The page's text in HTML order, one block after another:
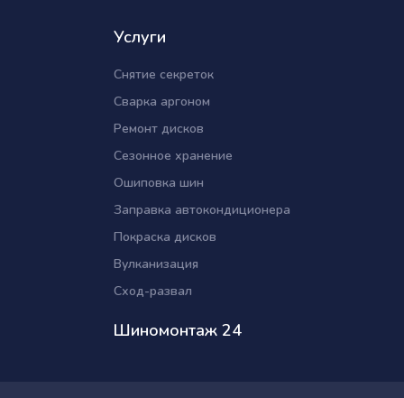
Услуги
Снятие секреток
Сварка аргоном
Ремонт дисков
Сезонное хранение
Ошиповка шин
Заправка автокондиционера
Покраска дисков
Вулканизация
Сход-развал
Шиномонтаж 24